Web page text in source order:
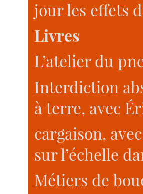
jour les effets
Livres
L’atelier du
Interdiction
à terre, avec
cargaison,
sur l’échelle
Métiers de